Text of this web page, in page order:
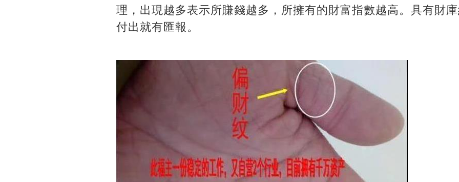
理，出現越多表示所賺錢越多，所擁有的財富指數越高。具有財庫
付出就有匯報。